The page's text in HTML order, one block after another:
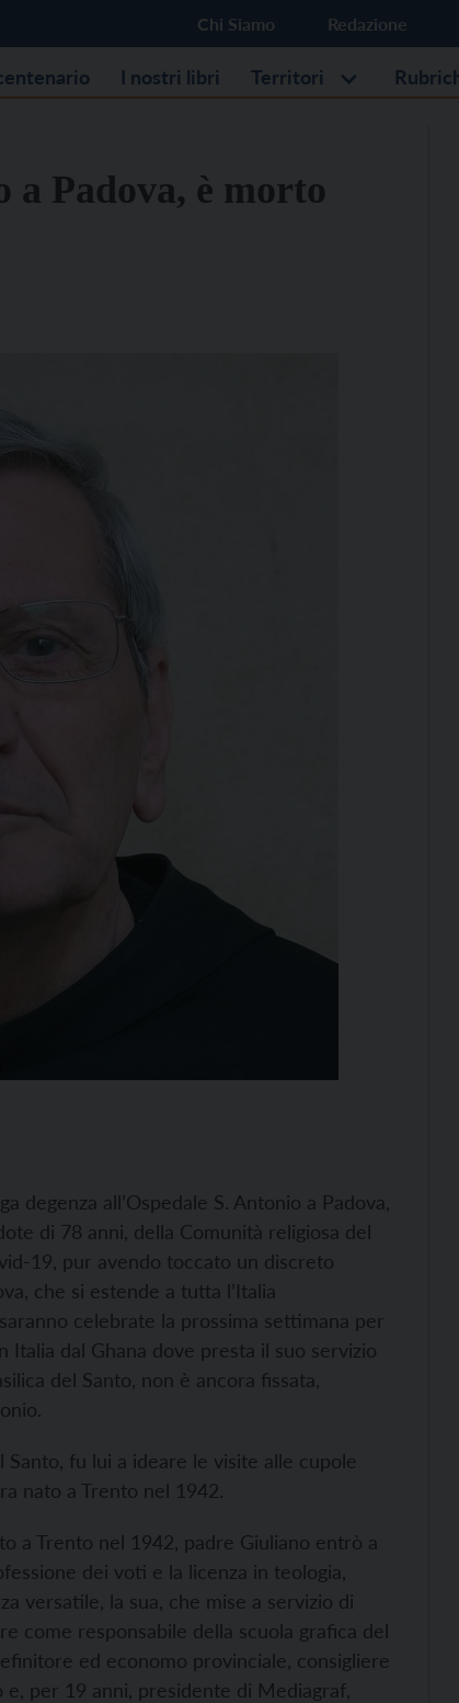
Chi Siamo Redazione
I nostri libri Territori
Padova, è morto
all’Ospedale S. Antonio a Padova,
di 78 anni, della Comunità religiosa del
19, pur avendo toccato un discreto
che si estende a tutta l’Italia
celebrate la prossima settimana per
dal Ghana dove presta il suo servizio
del Santo, non è ancora fissata,
fu lui a ideare le visite alle cupole
nato a Trento nel 1942.
a Trento nel 1942, padre Giuliano entrò a
dei voti e la licenza in teologia,
versatile, la sua, che mise a servizio di
come responsabile della scuola grafica del
ed economo provinciale, consigliere
per 19 anni, presidente di Mediagraf,